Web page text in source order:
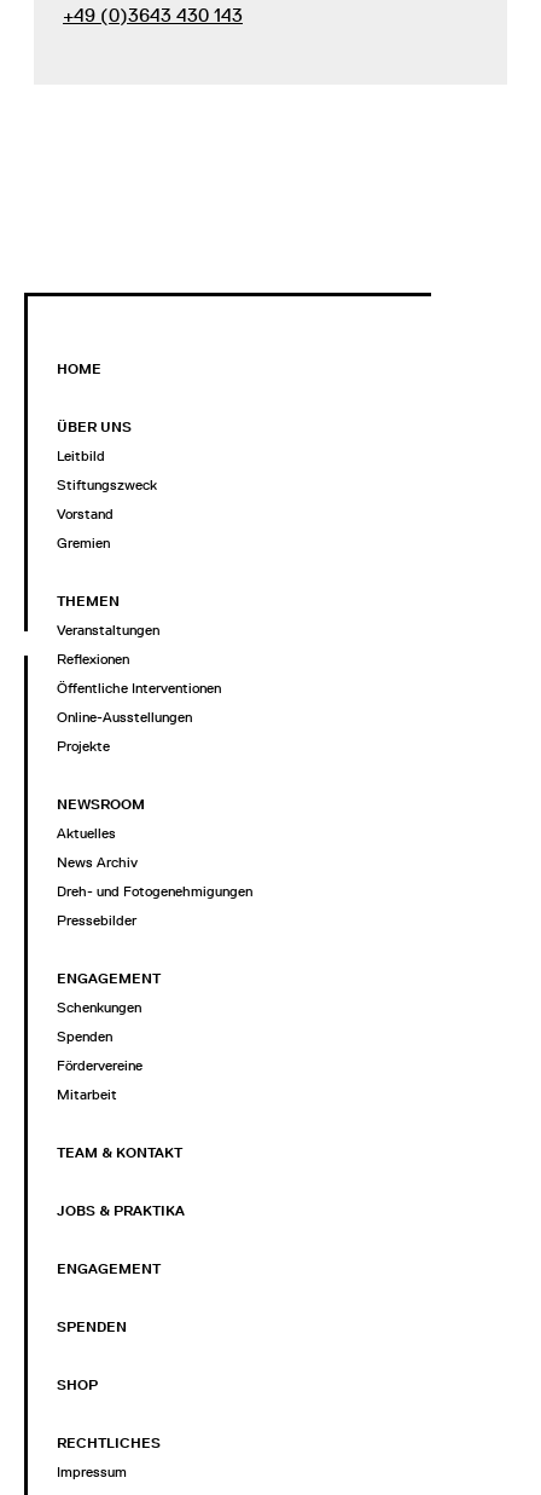
+49 (0)3643 430 143
HOME
ÜBER UNS
Leitbild
Stiftungszweck
Vorstand
Gremien
THEMEN
Veranstaltungen
Reflexionen
Öffentliche Interventionen
Online-Ausstellungen
Projekte
NEWSROOM
Aktuelles
News Archiv
Dreh- und Fotogenehmigungen
Pressebilder
ENGAGEMENT
Schenkungen
Spenden
Fördervereine
Mitarbeit
TEAM & KONTAKT
JOBS & PRAKTIKA
ENGAGEMENT
SPENDEN
SHOP
RECHTLICHES
Impressum